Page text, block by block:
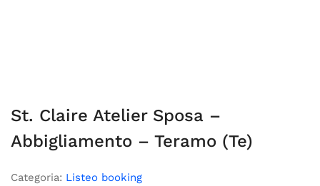
St. Claire Atelier Sposa –
Abbigliamento – Teramo (Te)
Categoria: Listeo booking